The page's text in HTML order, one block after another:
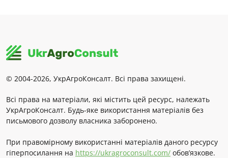
© 2004-2026, УкрАгроКонсалт. Всі права захищені.
Всі права на матеріали, які містить цей ресурс, належать
УкрАгроКонсалт. Будь-яке використання матеріалів без
письмового дозволу власника заборонено.
При правомірному використанні матеріалів даного ресурсу
гіперпосилання на https://ukragroconsult.com/ обов’язкове.